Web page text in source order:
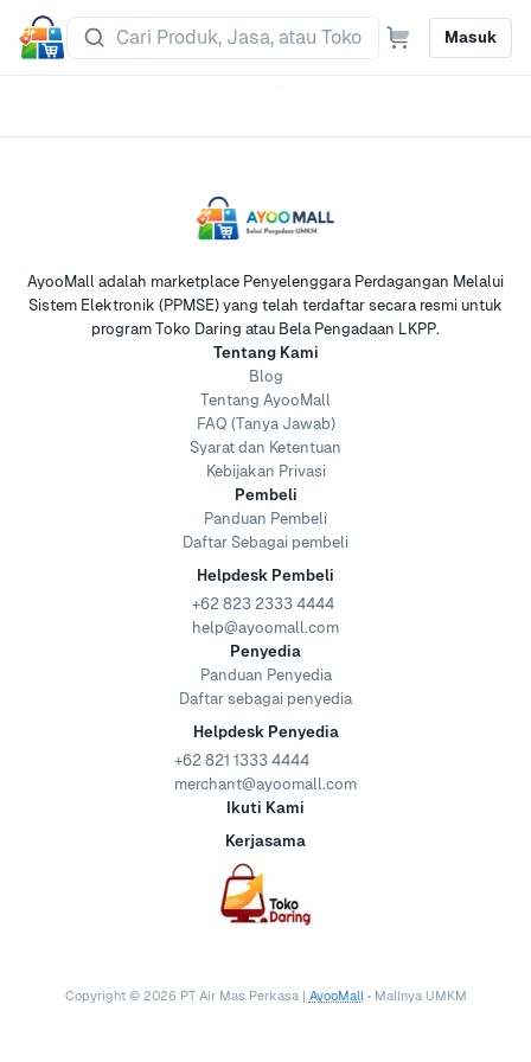
Masuk
AyooMall adalah marketplace Penyelenggara Perdagangan Melalui
Sistem Elektronik (PPMSE) yang telah terdaftar secara resmi untuk
program Toko Daring atau Bela Pengadaan LKPP.
Tentang Kami
Blog
Tentang AyooMall
FAQ (Tanya Jawab)
Syarat dan Ketentuan
Kebijakan Privasi
Pembeli
Panduan Pembeli
Daftar Sebagai pembeli
Helpdesk Pembeli
+62 823 2333 4444
help@ayoomall.com
Penyedia
Panduan Penyedia
Daftar sebagai penyedia
Helpdesk Penyedia
+62 821 1333 4444
merchant@ayoomall.com
Ikuti Kami
Kerjasama
Copyright © 2026 PT Air Mas Perkasa | AyooMall • Mallnya UMKM